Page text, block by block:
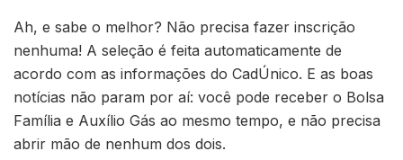
Ah, e sabe o melhor? Não precisa fazer inscrição
nenhuma! A seleção é feita automaticamente de
acordo com as informações do CadÚnico. E as boas
notícias não param por aí: você pode receber o Bolsa
Família e Auxílio Gás ao mesmo tempo, e não precisa
abrir mão de nenhum dos dois.